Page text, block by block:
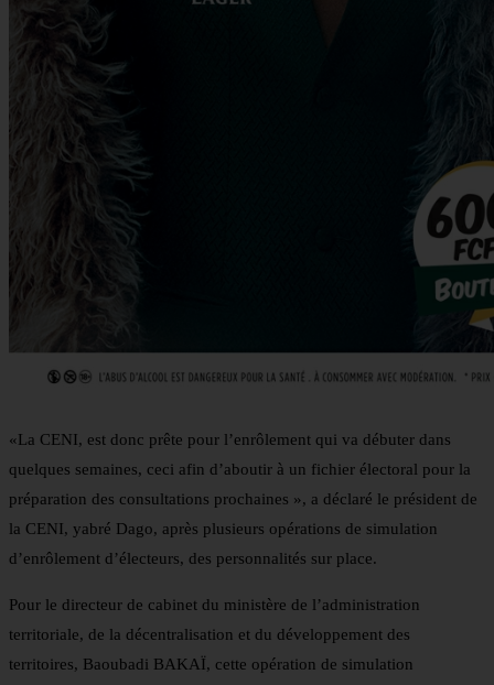
«La CENI, est donc prête pour l’enrôlement qui va débuter dans
quelques semaines, ceci afin d’aboutir à un fichier électoral pour la
préparation des consultations prochaines », a déclaré le président de
la CENI, yabré Dago, après plusieurs opérations de simulation
d’enrôlement d’électeurs, des personnalités sur place.
Pour le directeur de cabinet du ministère de l’administration
territoriale, de la décentralisation et du développement des
territoires, Baoubadi BAKAÏ, cette opération de simulation